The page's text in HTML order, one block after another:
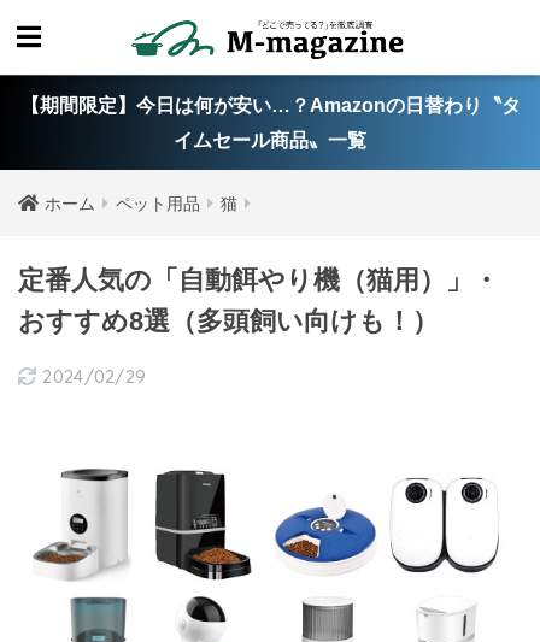
【期間限定】今日は何が安い…？Amazonの日替わり〝タ
イムセール商品〟一覧
ホーム ペット用品 猫
定番人気の「自動餌やり機（猫用）」・
おすすめ8選（多頭飼い向けも！）
2024/02/29